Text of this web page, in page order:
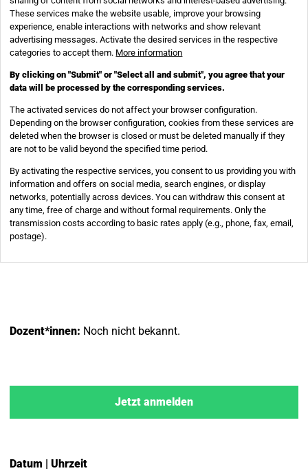
Dozent*innen: Noch nicht bekannt.
Jetzt anmelden
Datum | Uhrzeit